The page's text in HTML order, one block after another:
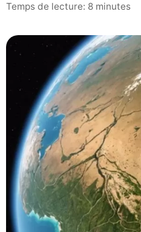
Temps de lecture: 8 minutes